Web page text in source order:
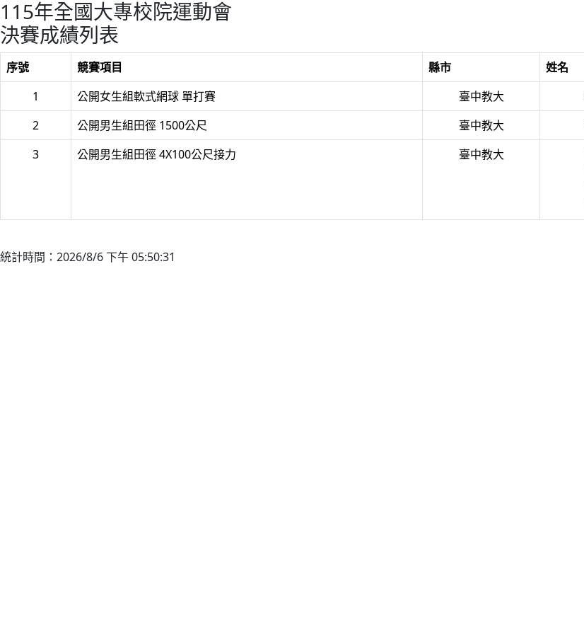
115年全國大專校院運動會
決賽成績列表
序號 競賽項目 縣市 姓名
1
公開女生組軟式網球 單打賽 臺中教大
2
公開男生組田徑 1500公尺 臺中教大
3
公開男生組田徑 4X100公尺接力 臺中教大
統計時間：2026/8/6 下午 05:50:31